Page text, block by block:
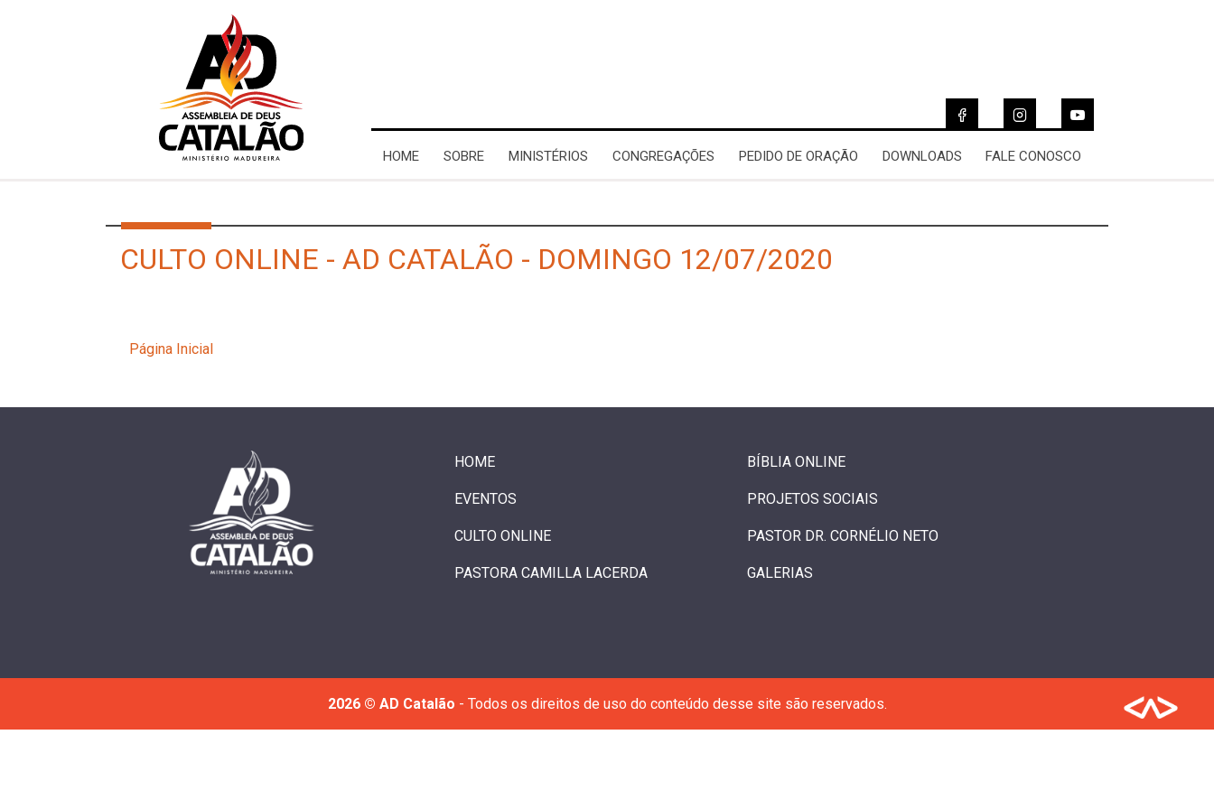
HOME SOBRE MINISTÉRIOS CONGREGAÇÕES PEDIDO DE ORAÇÃO DOWNLOADS FALE CONOSCO
CULTO ONLINE - AD CATALÃO - DOMINGO 12/07/2020
Página Inicial
HOME BÍBLIA ONLINE
EVENTOS PROJETOS SOCIAIS
CULTO ONLINE PASTOR DR. CORNÉLIO NETO
PASTORA CAMILLA LACERDA GALERIAS
2026 © AD Catalão - Todos os direitos de uso do conteúdo desse site são reservados.